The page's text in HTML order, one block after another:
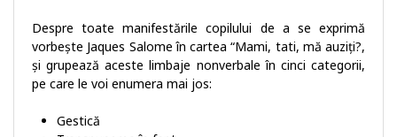
Despre toate manifestările copilului de a se exprimă
vorbește Jaques Salome în cartea “Mami, tati, mă auziți?,
și grupează aceste limbaje nonverbale în cinci categorii,
pe care le voi enumera mai jos:
Gestică